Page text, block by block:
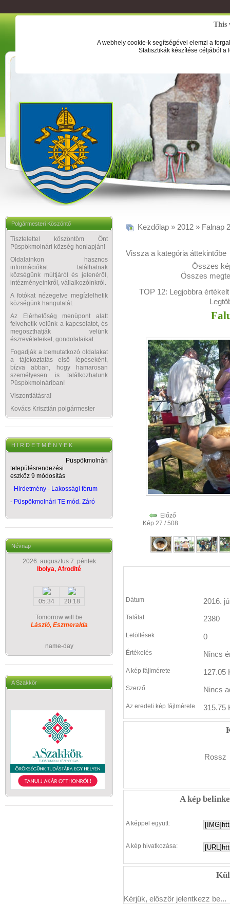
This
A webhely cookie-k segítségével elemzi a
Statisztikák készítése céljából a
Polgármesteri Köszöntő
Tisztelettel köszöntöm Önt
Püspökmolnári község honlapján!
Oldalainkon hasznos
információkat találhatnak
községünk múltjáról és jelenéről,
intézményeinkről, vállalkozóinkról.
A fotókat nézegetve megízlelhetik
községünk hangulatát.
Az Elérhetőség menüpont alatt
felvehetik velünk a kapcsolatot, és
megoszthatják velünk
észrevételeiket, gondolataikat.
Fogadják a bemutatkozó oldalakat
a tájékoztatás első lépéseként,
bízva abban, hogy hamarosan
személyesen is találkozhatunk
Püspökmolnáriban!
Viszontlátásra!
Kovács Krisztián polgármester
H I R D E T M É N Y E K
Püspökmolnári
településrendezési
eszköz 9 módosítás
- Hirdetmény - Lakossági fórum
- Püspökmolnári TE mód. Záró
Névnap
2026. augusztus 7. péntek
Ibolya, Afrodité
05:34 20:18
Tomorrow will be
László, Eszmeralda
name-day
A Szakkör
Kezdőlap » 2012 » Falnap
Vissza a kategória áttekintőbe
Összes
Összes
TOP 12: Legjobbra értékelt
Előző
Kép 27 / 508
Dátum 2016.
Találat 2380
Letöltések 0
Értékelés Nincs
A kép fájlmérete 127.05
Szerző Nincs
Az eredeti kép fájlmérete 315.75
Rossz
A kép
A képpel együtt:
A kép hivatkozása:
Kérjük, először jelentkezz be...